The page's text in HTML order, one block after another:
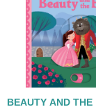
BEAUTY AND THE